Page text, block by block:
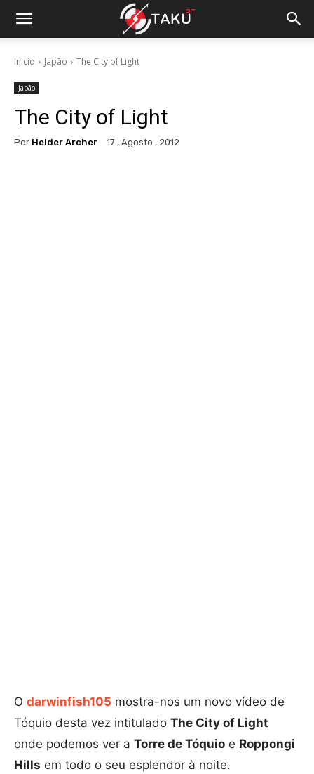
Início Japão The City of Light
Japão
The City of Light
Por Helder Archer 17 , Agosto , 2012
O darwinfish105 mostra-nos um novo vídeo de
Tóquio desta vez intitulado The City of Light
onde podemos ver a Torre de Tóquio e Roppongi
Hills em todo o seu esplendor à noite.